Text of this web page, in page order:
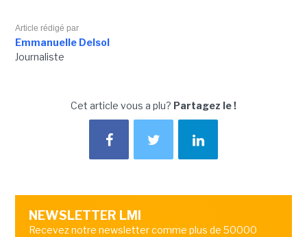
Article rédigé par
Emmanuelle Delsol
Journaliste
Cet article vous a plu? Partagez le !
NEWSLETTER LMI
Recevez notre newsletter comme plus de 50000